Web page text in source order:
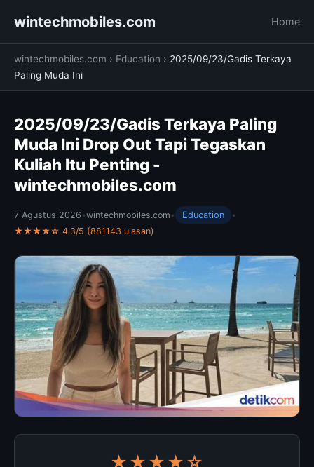
wintechmobiles.com Home
wintechmobiles.com › Education › 2025/09/23/Gadis Terkaya
Paling Muda Ini
2025/09/23/Gadis Terkaya Paling
Muda Ini Drop Out Tapi Tegaskan
Kuliah Itu Penting -
wintechmobiles.com
7 Agustus 2026 •wintechmobiles.com • Education
•
★★★★☆ 4.3/5 (881143 ulasan)
★★★★☆